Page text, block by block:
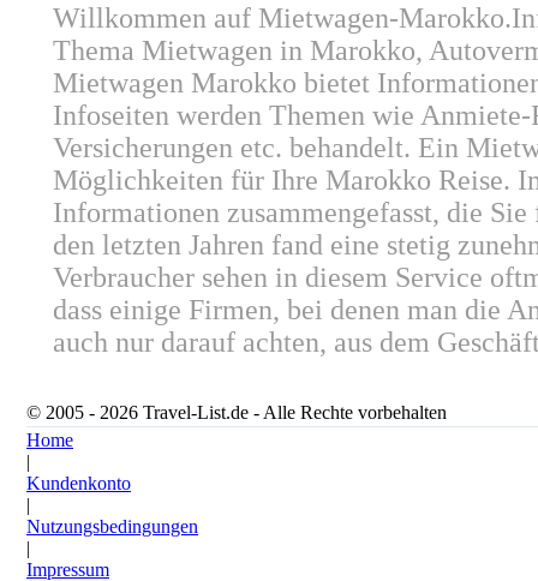
Willkommen auf Mietwagen-
Thema Mietwagen in Marokko,
Mietwagen Marokko bietet
Infoseiten werden Themen wie
Versicherungen etc. behandelt. Ein
Möglichkeiten für Ihre Marokko Reise.
Informationen zusammengefasst, die
den letzten Jahren fand eine stetig
Verbraucher sehen in diesem Service
dass einige Firmen, bei denen man die
auch nur darauf achten, aus dem
© 2005 - 2026 Travel-List.de - Alle Rechte vorbehalten
Home
|
Kundenkonto
|
Nutzungsbedingungen
|
Impressum